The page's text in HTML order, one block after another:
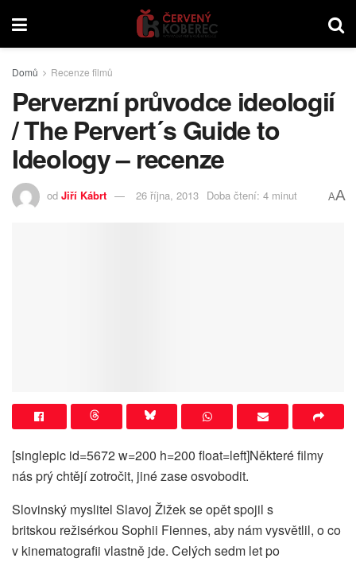
Domů Recenze filmů
Perverzní průvodce ideologií
/ The Pervert´s Guide to
Ideology – recenze
od Jiří Kábrt 26 října, 2013 Doba čtení: 4 minut AA
[singlepic id=5672 w=200 h=200 float=left]Některé filmy
nás prý chtějí zotročit, jiné zase osvobodit.
Slovinský myslitel Slavoj Žižek se opět spojil s
britskou režisérkou Sophii Fiennes, aby nám vysvětlil, o co
v kinematografii vlastně jde. Celých sedm let po